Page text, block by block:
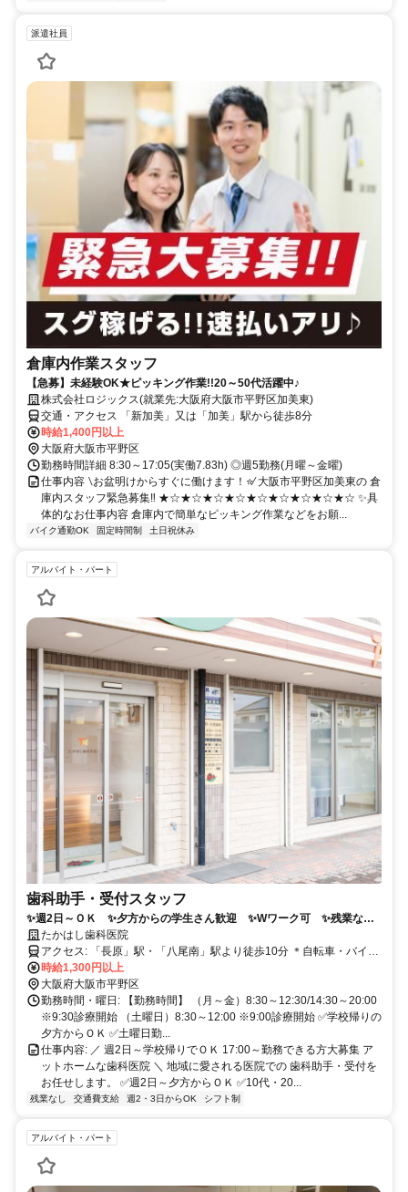
派遣社員
倉庫内作業スタッフ
【急募】未経験OK★ピッキング作業!!20～50代活躍中♪
株式会社ロジックス(就業先:大阪府大阪市平野区加美東)
交通・アクセス 「新加美」又は「加美」駅から徒歩8分
時給1,400円以上
大阪府大阪市平野区
勤務時間詳細 8:30～17:05(実働7.83h) ◎週5勤務(月曜～金曜)
仕事内容 ∖お盆明けからすぐに働けます！⭐∕ 大阪市平野区加美東の 倉
庫内スタッフ緊急募集‼ ★☆★☆★☆★☆★☆★☆★☆★☆★☆ ✨具
体的なお仕事内容 倉庫内で簡単なピッキング作業などをお願...
バイク通勤OK 固定時間制 土日祝休み
アルバイト・パート
歯科助手・受付スタッフ
✨週2日～ＯＫ ✨夕方からの学生さん歓迎 ✨Wワーク可 ✨残業な
し ✨シフト融通◎
たかはし歯科医院
アクセス: 「長原」駅・「八尾南」駅より徒歩10分 ＊自転車・バイク
通勤OK
時給1,300円以上
大阪府大阪市平野区
勤務時間・曜日: 【勤務時間】 （月～金）8:30～12:30/14:30～20:00
※9:30診療開始 （土曜日）8:30～12:00 ※9:00診療開始 ✅学校帰りの
夕方からＯＫ ✅土曜日勤...
仕事内容: ／ 週2日～学校帰りでＯＫ 17:00～勤務できる方大募集 ア
ットホームな歯科医院 ＼ 地域に愛される医院での 歯科助手・受付を
お任せします。 ✅週2日～夕方からＯＫ ✅10代・20...
残業なし 交通費支給 週2・3日からOK シフト制
アルバイト・パート